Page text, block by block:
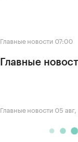
Главные новости 07:00
Главные
Главные новости 05